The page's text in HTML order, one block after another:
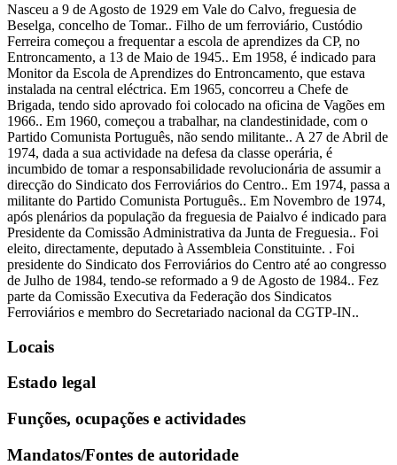
Nasceu a 9 de Agosto de 1929 em Vale do Calvo, freguesia de
Beselga, concelho de Tomar.. Filho de um ferroviário, Custódio
Ferreira começou a frequentar a escola de aprendizes da CP, no
Entroncamento, a 13 de Maio de 1945.. Em 1958, é indicado para
Monitor da Escola de Aprendizes do Entroncamento, que estava
instalada na central eléctrica. Em 1965, concorreu a Chefe de
Brigada, tendo sido aprovado foi colocado na oficina de Vagões em
1966.. Em 1960, começou a trabalhar, na clandestinidade, com o
Partido Comunista Português, não sendo militante.. A 27 de Abril de
1974, dada a sua actividade na defesa da classe operária, é
incumbido de tomar a responsabilidade revolucionária de assumir a
direcção do Sindicato dos Ferroviários do Centro.. Em 1974, passa a
militante do Partido Comunista Português.. Em Novembro de 1974,
após plenários da população da freguesia de Paialvo é indicado para
Presidente da Comissão Administrativa da Junta de Freguesia.. Foi
eleito, directamente, deputado à Assembleia Constituinte. . Foi
presidente do Sindicato dos Ferroviários do Centro até ao congresso
de Julho de 1984, tendo-se reformado a 9 de Agosto de 1984.. Fez
parte da Comissão Executiva da Federação dos Sindicatos
Ferroviários e membro do Secretariado nacional da CGTP-IN..
Locais
Estado legal
Funções, ocupações e actividades
Mandatos/Fontes de autoridade